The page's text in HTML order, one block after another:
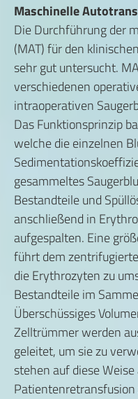
Maschinelle
Die Durchführung der
(MAT) für den
sehr gut untersucht.
verschiedenen
intraoperativen
Das Funktionsprinzip
welche die einzelnen
gesammeltes
Bestandteile und
anschließend in
aufgespalten. Eine
führt dem
die Erythrozyten zu
Bestandteile im
Überschüssiges
Zelltrümmer werden
geleitet, um sie zu
stehen auf diese
Patientenretransfusion